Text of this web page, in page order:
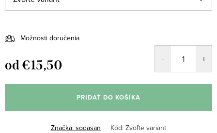
Možnosti doručenia
od€15,50
cena:
PRIDAŤ DO KOŠÍKA
Značka: sodasan Kód: Zvoľte variant